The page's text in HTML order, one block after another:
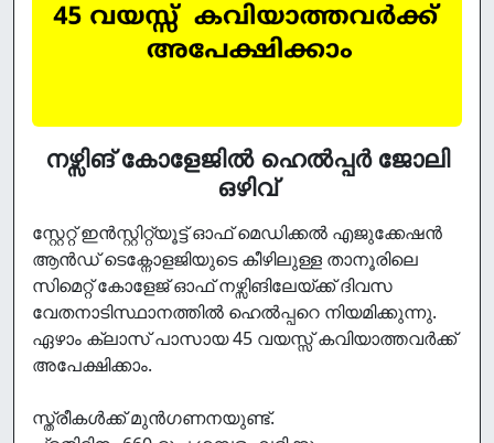
നഴ്സിങ് കോളേജില്‍ ഹെല്‍പ്പര്‍ ജോലി
ഒഴിവ്
സ്റ്റേറ്റ് ഇന്‍സ്റ്റിറ്റ്യൂട്ട് ഓഫ് മെഡിക്കല്‍ എജുക്കേഷന്‍
ആന്‍ഡ് ടെക്നോളജിയുടെ കീഴിലുള്ള താനൂരിലെ
സിമെറ്റ് കോളേജ് ഓഫ് നഴ്സിങിലേയ്ക്ക് ദിവസ
വേതനാടിസ്ഥാനത്തില്‍ ഹെല്‍പ്പറെ നിയമിക്കുന്നു.
ഏഴാം ക്ലാസ് പാസായ 45 വയസ്സ് കവിയാത്തവര്‍ക്ക്
അപേക്ഷിക്കാം.
സ്ത്രീകള്‍ക്ക് മുന്‍ഗണനയുണ്ട്.